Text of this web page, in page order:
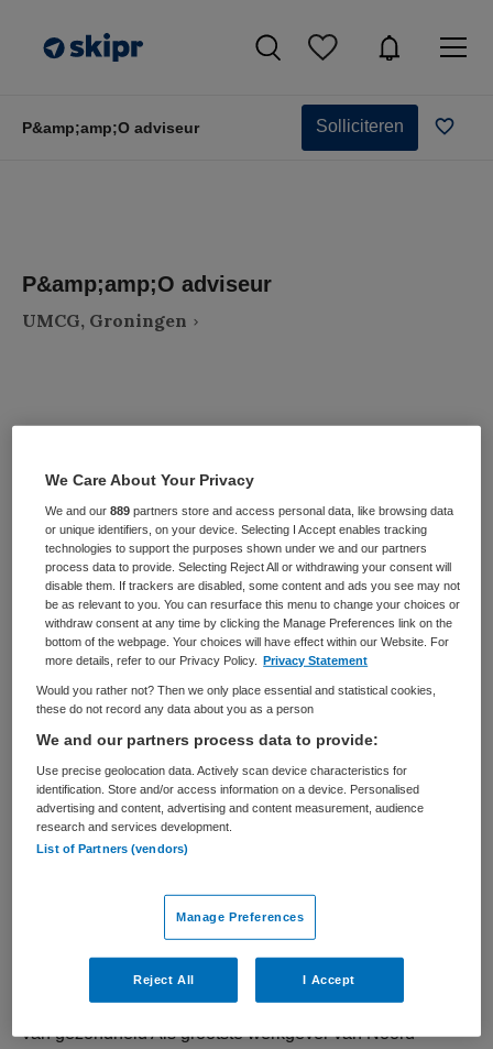
P&amp;amp;O adviseur Solliciteren
P&amp;amp;O adviseur
UMCG, Groningen
Zorgmanagement Adviseur
BRANCHE
Ziekenhuis
AANSTELLING
Tijdelijk met uitzicht op vast
PLAATSINGSDATUM
9 januari 2025
NIVEAU
HBO
ERVARING DIENSTVERBAND
Vacature niet beschikbaar
Deze vacature P&amp;amp;O adviseur bij UMCG is niet
meer actueel. Hieronder staan enkele vergelijkbare
vacatures die voor u wellicht interessant zijn.
Samen grenzen verleggen voor een duurzame toekomst
van gezondheid Als grootste werkgever van Noord-
We Care About Your Privacy
We and our889 partners store and access personal data, like browsing data
or unique identifiers, on your device. Selecting I Accept enables tracking
technologies to support the purposes shown under we and our partners
process data to provide. Selecting Reject All or withdrawing your consent will
disable them. If trackers are disabled, some content and ads you see may not
be as relevant to you. You can resurface this menu to change your choices or
withdraw consent at any time by clicking the Manage Preferences link on the
bottom of the webpage. Your choices will have effect within our Website. For
more details, refer to our Privacy Policy.
Privacy Statement
Would you rather not? Then we only place essential and statistical cookies,
these do not record any data about you as a person
We and our partners process data to provide:
Use precise geolocation data. Actively scan device characteristics for
identification. Store and/or access information on a device. Personalised
advertising and content, advertising and content measurement, audience
research and services development.
List of Partners (vendors)
Manage Preferences
Reject All I Accept